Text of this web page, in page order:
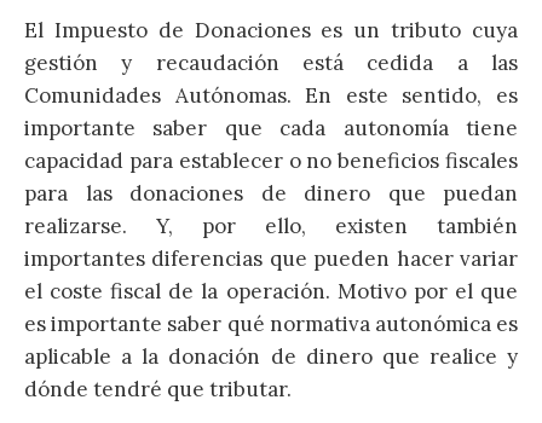
El Impuesto de Donaciones es un tributo cuya
gestión y recaudación está cedida a las
Comunidades Autónomas. En este sentido, es
importante saber que cada autonomía tiene
capacidad para establecer o no beneficios fiscales
para las donaciones de dinero que puedan
realizarse. Y, por ello, existen también
importantes diferencias que pueden hacer variar
el coste fiscal de la operación. Motivo por el que
es importante saber qué normativa autonómica es
aplicable a la donación de dinero que realice y
dónde tendré que tributar.